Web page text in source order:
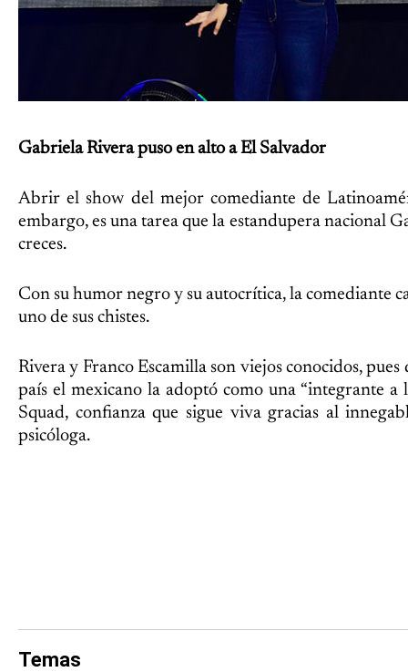
Gabriela Rivera puso en alto a El Salvador
Abrir el show del mejor comediante de
embargo, es una tarea que la estandupera nacional
creces.
Con su humor negro y su autocrítica, la comediante
uno de sus chistes.
Rivera y Franco Escamilla son viejos conocidos,
país el mexicano la adoptó como una “integrante a
Squad, confianza que sigue viva gracias al
psicóloga.
Temas